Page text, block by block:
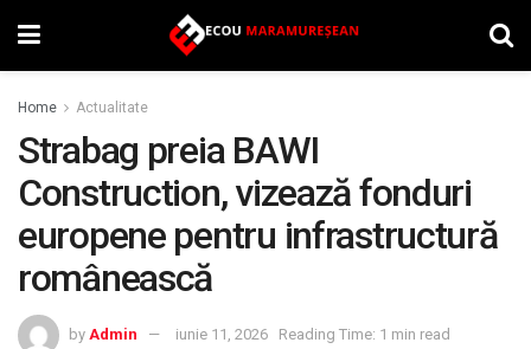
Home Actualitate
Strabag preia BAWI
Construction, vizează fonduri
europene pentru infrastructură
românească
by Admin iunie 11, 2026 Reading Time: 1 min read